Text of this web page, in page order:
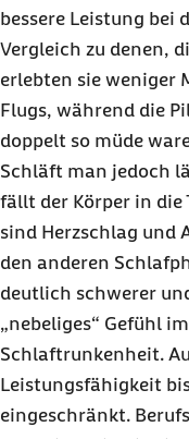
bessere Leistung bei
Vergleich zu denen,
erlebten sie weniger
Flugs, während die
doppelt so müde
Schläft man jedoch
fällt der Körper in die
sind Herzschlag und
den anderen
deutlich schwerer
„nebeliges“ Gefühl
Schlaftrunkenheit.
Leistungsfähigkeit
eingeschränkt.